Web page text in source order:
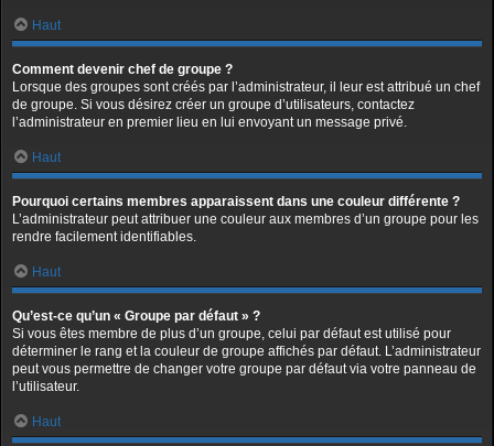
Haut
Comment devenir chef de groupe ?
Lorsque des groupes sont créés par l’administrateur, il leur est attribué un chef
de groupe. Si vous désirez créer un groupe d’utilisateurs, contactez
l’administrateur en premier lieu en lui envoyant un message privé.
Haut
Pourquoi certains membres apparaissent dans une couleur différente ?
L’administrateur peut attribuer une couleur aux membres d’un groupe pour les
rendre facilement identifiables.
Haut
Qu’est-ce qu’un « Groupe par défaut » ?
Si vous êtes membre de plus d’un groupe, celui par défaut est utilisé pour
déterminer le rang et la couleur de groupe affichés par défaut. L’administrateur
peut vous permettre de changer votre groupe par défaut via votre panneau de
l’utilisateur.
Haut